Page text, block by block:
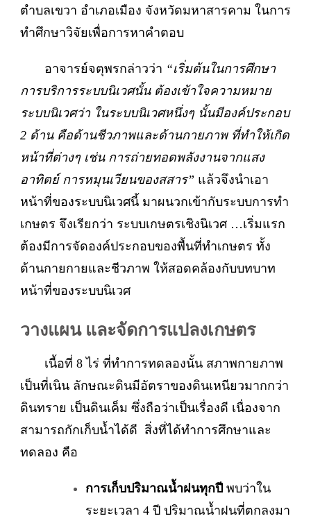
ตำบลเขวา อำเภอเมือง จังหวัดมหาสารคาม ในการ
ทำศึกษาวิจัยเพื่อการหาคำตอบ
อาจารย์จตุพรกล่าวว่า “เริ่มต้นในการศึกษา
การบริการระบบนิเวศนั้น ต้องเข้าใจความหมาย
ระบบนิเวศว่า ในระบบนิเวศหนึ่งๆ นั้นมีองค์ประกอบ
2 ด้าน คือด้านชีวภาพและด้านกายภาพ ที่ทำให้เกิด
หน้าที่ต่างๆ เช่น การถ่ายทอดพลังงานจากแสง
อาทิตย์ การหมุนเวียนของสสาร” แล้วจึงนำเอา
หน้าที่ของระบบนิเวศนี้ มาผนวกเข้ากับระบบการทำ
เกษตร จึงเรียกว่า ระบบเกษตรเชิงนิเวศ …เริ่มแรก
ต้องมีการจัดองค์ประกอบของพื้นที่ทำเกษตร ทั้ง
ด้านกายกายและชีวภาพ ให้สอดคล้องกับบทบาท
หน้าที่ของระบบนิเวศ
วางแผน และจัดการแปลงเกษตร
เนื้อที่ 8 ไร่ ที่ทำการทดลองนั้น สภาพกายภาพ
เป็นที่เนิน ลักษณะดินมีอัตราของดินเหนียวมากกว่า
ดินทราย เป็นดินเค็ม ซึ่งถือว่าเป็นเรื่องดี เนื่องจาก
สามารถกักเก็บน้ำได้ดี สิ่งที่ได้ทำการศึกษาและ
ทดลอง คือ
การเก็บปริมาณน้ำฝนทุกปี พบว่าใน
ระยะเวลา 4 ปี ปริมาณน้ำฝนที่ตกลงมา